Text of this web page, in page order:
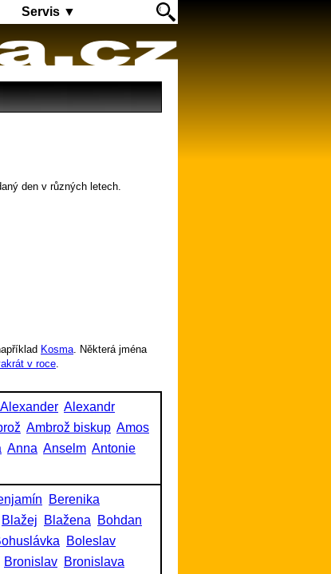
Servis ▼
den v různých letech.
Kosma . Některá jména
v roce
Alexander Alexandr
Ambrož biskup Amos
Anna Anselm Antonie
Berenika
Blažej Blažena
Bohdan
Boleslav
Bronislav Bronislava